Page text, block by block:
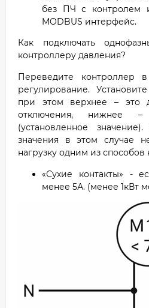
без ПЧ с контролем
MODBUS интерфейс.
Как подключать
контроллеру давления?
Переведите
регулирование.
при этом верхнее – это
отключения, нижнее –
(установленное
значения в этом случае
нагрузку одним из способов
«Сухие контакты» -
менее 5А. (менее 1кВт